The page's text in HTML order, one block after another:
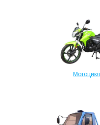
Мотоцикл